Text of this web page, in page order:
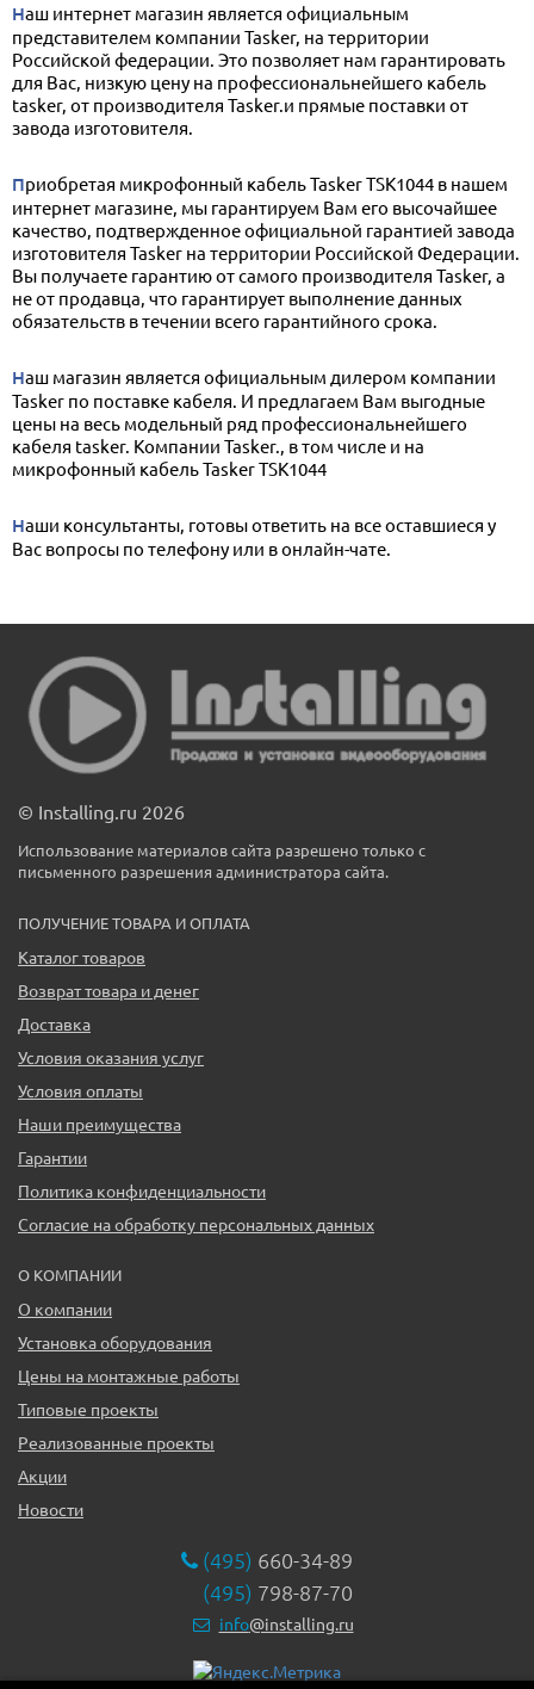
Наш интернет магазин является официальным
представителем компании Tasker, на территории
Российской федерации. Это позволяет нам гарантировать
для Вас, низкую цену на профессиональнейшего кабель
tasker, от производителя Tasker.и прямые поставки от
завода изготовителя.
Приобретая микрофонный кабель Tasker TSK1044 в нашем
интернет магазине, мы гарантируем Вам его высочайшее
качество, подтвержденное официальной гарантией завода
изготовителя Tasker на территории Российской Федерации.
Вы получаете гарантию от самого производителя Tasker, а
не от продавца, что гарантирует выполнение данных
обязательств в течении всего гарантийного срока.
Наш магазин является официальным дилером компании
Tasker по поставке кабеля. И предлагаем Вам выгодные
цены на весь модельный ряд профессиональнейшего
кабеля tasker. Компании Tasker., в том числе и на
микрофонный кабель Tasker TSK1044
Наши консультанты, готовы ответить на все оставшиеся у
Вас вопросы по телефону или в онлайн-чате.
© Installing.ru 2026
Использование материалов сайта разрешено только с
письменного разрешения администратора сайта.
ПОЛУЧЕНИЕ ТОВАРА И ОПЛАТА
Каталог товаров
Возврат товара и денег
Доставка
Условия оказания услуг
Условия оплаты
Наши преимущества
Гарантии
Политика конфиденциальности
Согласие на обработку персональных данных
О КОМПАНИИ
О компании
Установка оборудования
Цены на монтажные работы
Типовые проекты
Реализованные проекты
Акции
Новости
(495) 660-34-89
(495) 798-87-70
info@installing.ru